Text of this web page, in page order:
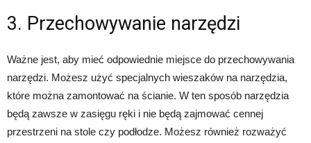
3. Przechowywanie narzędzi
Ważne jest, aby mieć odpowiednie miejsce do przechowywania
narzędzi. Możesz użyć specjalnych wieszaków na narzędzia,
które można zamontować na ścianie. W ten sposób narzędzia
będą zawsze w zasięgu ręki i nie będą zajmować cennej
przestrzeni na stole czy podłodze. Możesz również rozważyć